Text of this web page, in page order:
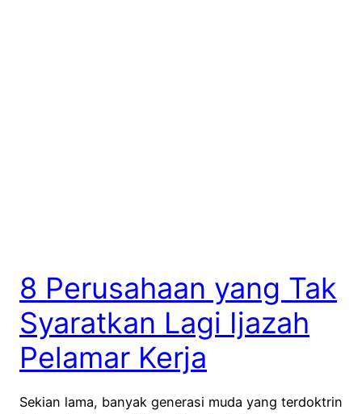
8 Perusahaan yang Tak
Syaratkan Lagi Ijazah
Pelamar Kerja
Sekian lama, banyak generasi muda yang terdoktrin